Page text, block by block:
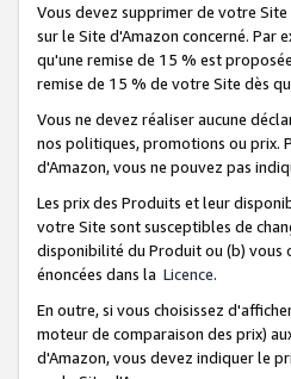
Vous devez supprimer de votre
sur le Site d'Amazon concerné. Par
qu'une remise de 15 % est
remise de 15 % de votre Site dès
Vous ne devez réaliser aucune
nos politiques, promotions ou prix.
d'Amazon, vous ne pouvez pas
Les prix des Produits et leur
votre Site sont susceptibles de
disponibilité du Produit ou (b) vous
énoncées dans la Licence.
En outre, si vous choisissez
moteur de comparaison des prix)
d'Amazon, vous devez indiquer le